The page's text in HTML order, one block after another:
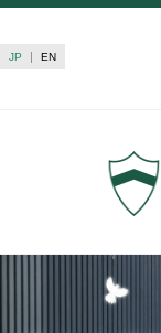
JP EN
生徒数・教職員数